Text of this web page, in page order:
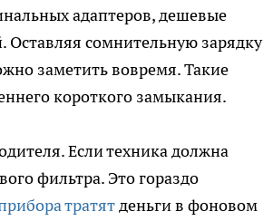
адаптеров, дешевые
Оставляя сомнительную зарядку
заметить вовремя. Такие
короткого замыкания.
Если техника должна
фильтра. Это гораздо
тратятденьги в фоновом